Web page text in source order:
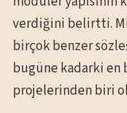
verdiğini belirtti.
birçok benzer
bugüne kadarki en
projelerinden biri